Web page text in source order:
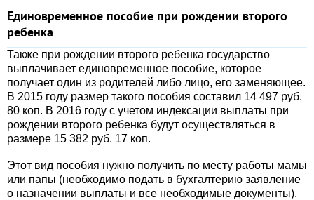
Единовременное пособие при рождении второго
ребенка
Также при рождении второго ребенка государство
выплачивает единовременное пособие, которое
получает один из родителей либо лицо, его заменяющее.
В 2015 году размер такого пособия составил 14 497 руб.
80 коп. В 2016 году с учетом индексации выплаты при
рождении второго ребенка будут осуществляться в
размере 15 382 руб. 17 коп.
Этот вид пособия нужно получить по месту работы мамы
или папы (необходимо подать в бухгалтерию заявление
о назначении выплаты и все необходимые документы).